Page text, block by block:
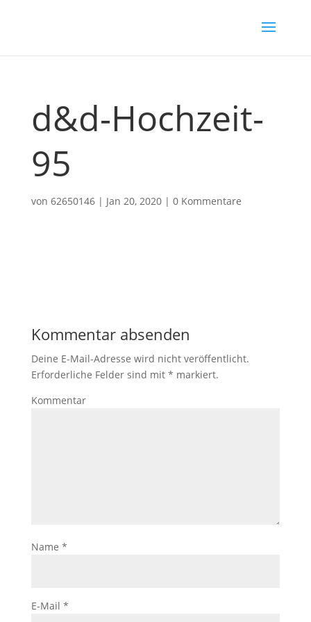
d&d-Hochzeit-
95
von 62650146| Jan 20, 2020| 0 Kommentare
Kommentar absenden
Deine E-Mail-Adresse wird nicht veröffentlicht.
Erforderliche Felder sind mit * markiert.
Kommentar
Name *
E-Mail *